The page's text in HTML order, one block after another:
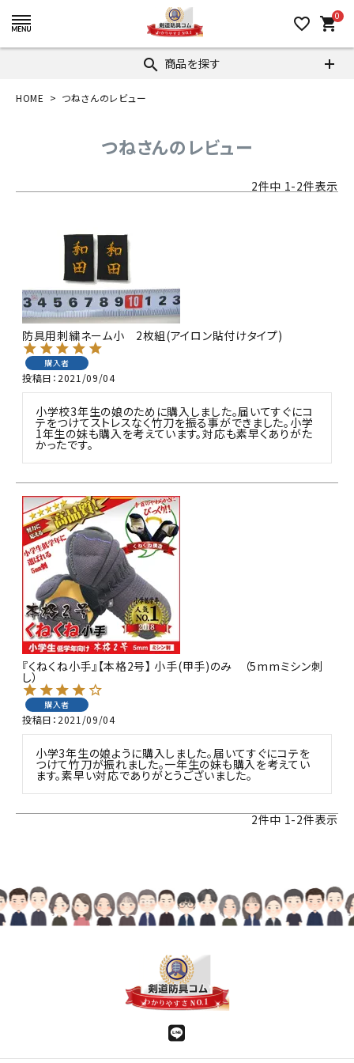
favorite_border 0
shopping_cart
search 商品を探す
HOME つねさんのレビュー
つねさんのレビュー
2件中 1-2件表示
防具用刺繍ネーム小 2枚組(アイロン貼付けタイプ)
購入者
投稿日 2021/09/04
小学校3年生の娘のために購入しました。届いてすぐにコ
テをつけてストレスなく竹刀を振る事ができました。小学
1年生の妹も購入を考えています。対応も素早くありがた
かったです。
『くねくね小手』【本格2号】 小手(甲手)のみ （5mmミシン刺
し）
購入者
投稿日 2021/09/04
小学3年生の娘ように購入しました。届いてすぐにコテを
つけて竹刀が振れました。一年生の妹も購入を考えてい
ます。素早い対応でありがとうございました。
2件中 1-2件表示